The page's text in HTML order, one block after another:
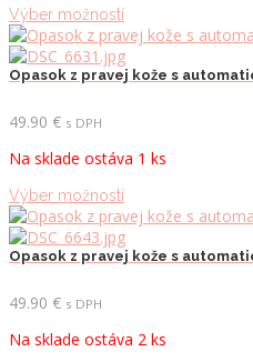
na
stránke
produktu.
Výber možnostíTento
produkt
má
viacero
môžete
na
stránke
produktu.
Opasok z pravej kože s
49.90 € s DPH
Na sklade ostáva 1 ks
Výber možnostíTento
produkt
má
viacero
môžete
Opasok z pravej kože s
49.90 € s DPH
Na sklade ostáva 2 ks